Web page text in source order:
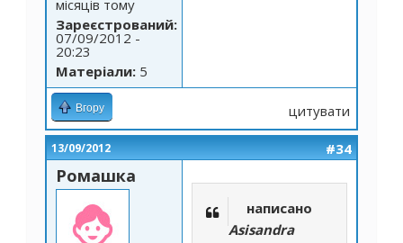
місяців тому
Зареєстрований:
07/09/2012 -
20:23
Матеріали: 5
Вгору цитувати
13/09/2012 #34
Ромашка
написано
Asisandra